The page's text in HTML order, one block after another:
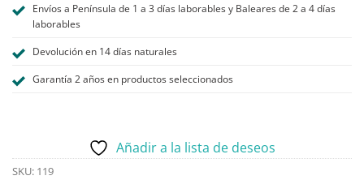
Envíos a Península de 1 a 3 días laborables y Baleares de 2 a 4 días
laborables
Devolución en 14 días naturales
Garantía 2 años en productos seleccionados
Añadir a la lista de deseos
SKU: 119